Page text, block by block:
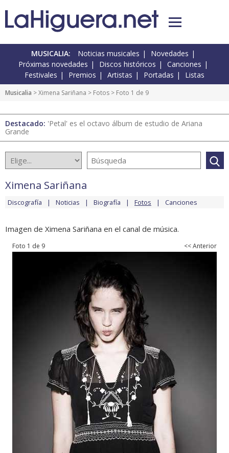
MUSICALIA: Noticias musicales
Novedades
Próximas novedades
Discos históricos
Canciones
Festivales
Premios Artistas Portadas Listas
Musicalia >Ximena Sariñana > Fotos > Foto 1 de 9
Destacado: 'Petal' es el octavo álbum de estudio de Ariana
Grande
Ximena Sariñana
Discografía Noticias Biografía Fotos Canciones
Imagen de Ximena Sariñana en el canal de música.
Foto 1 de 9 << Anterior